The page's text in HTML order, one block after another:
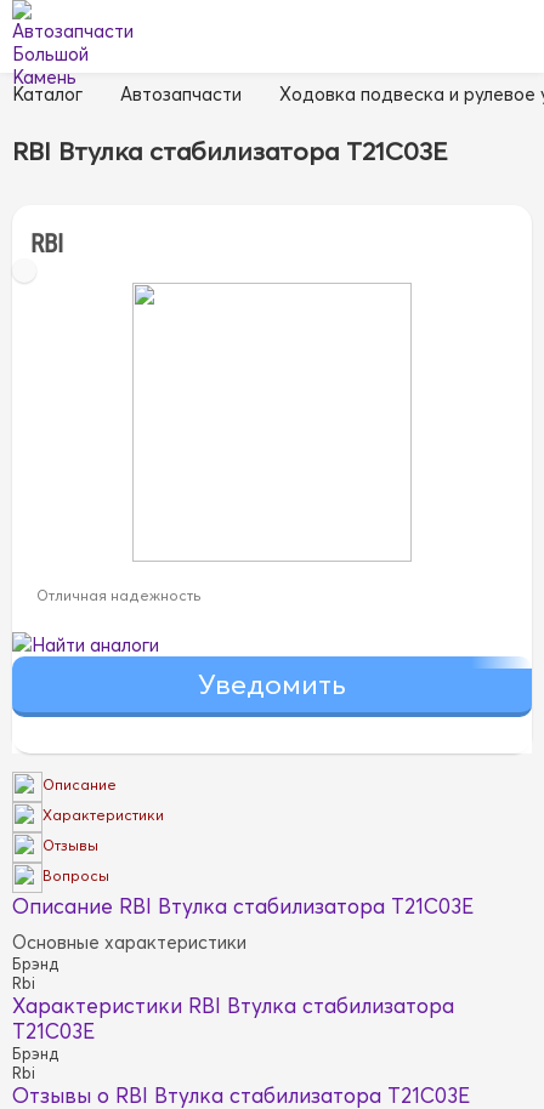
Каталог Автозапчасти Ходовка подвеска и рулевое
RBI Втулка стабилизатора T21C03E
RBI
Отличная надежность
Найти аналоги
Описание
Характеристики
Отзывы
Вопросы
Описание RBI Втулка стабилизатора T21C03E
Основные характеристики
Брэнд
Rbi
Характеристики RBI Втулка стабилизатора
T21C03E
Брэнд
Rbi
Отзывы о RBI Втулка стабилизатора T21C03E